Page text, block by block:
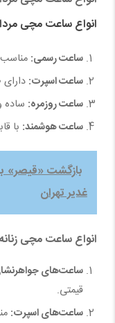
انواع ساعت مچی
ساعت رسمی:
ساعت اسپرت:
ساعت روزمره: ساده
ساعت هوشمند: با
بازگشت «قیصر»
غدیر تهران
انواع ساعت مچی زنانه
ساعت‌های
قیمتی.
ساعت‌های اسپرت: